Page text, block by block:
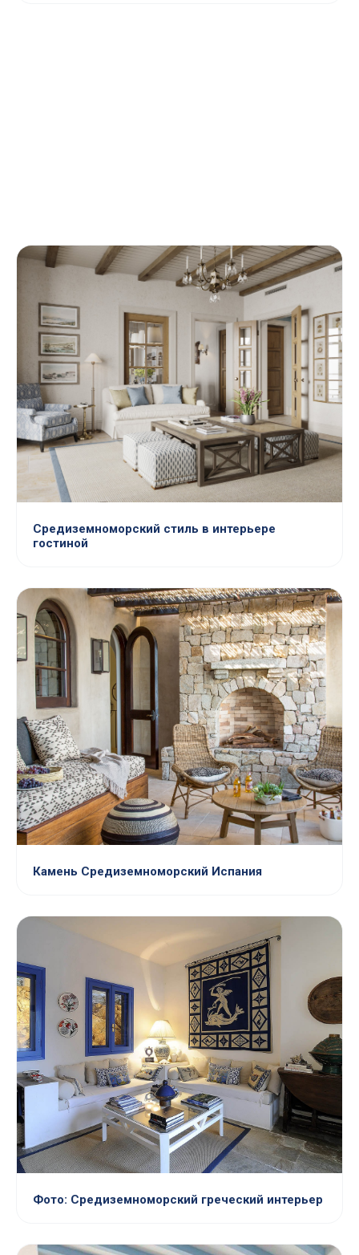
Средиземноморский стиль в интерьере
гостиной
Камень Средиземноморский Испания
Фото: Средиземноморский греческий интерьер